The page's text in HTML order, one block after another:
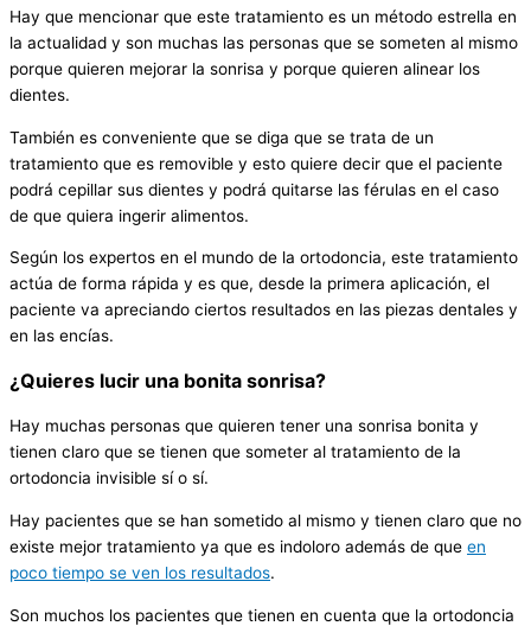
Hay que mencionar que este tratamiento es un método estrella en
la actualidad y son muchas las personas que se someten al mismo
porque quieren mejorar la sonrisa y porque quieren alinear los
dientes.
También es conveniente que se diga que se trata de un
tratamiento que es removible y esto quiere decir que el paciente
podrá cepillar sus dientes y podrá quitarse las férulas en el caso
de que quiera ingerir alimentos.
Según los expertos en el mundo de la ortodoncia, este tratamiento
actúa de forma rápida y es que, desde la primera aplicación, el
paciente va apreciando ciertos resultados en las piezas dentales y
en las encías.
¿Quieres lucir una bonita sonrisa?
Hay muchas personas que quieren tener una sonrisa bonita y
tienen claro que se tienen que someter al tratamiento de la
ortodoncia invisible sí o sí.
Hay pacientes que se han sometido al mismo y tienen claro que no
existe mejor tratamiento ya que es indoloro además de que en
poco tiempo se ven los resultados.
Son muchos los pacientes que tienen en cuenta que la ortodoncia